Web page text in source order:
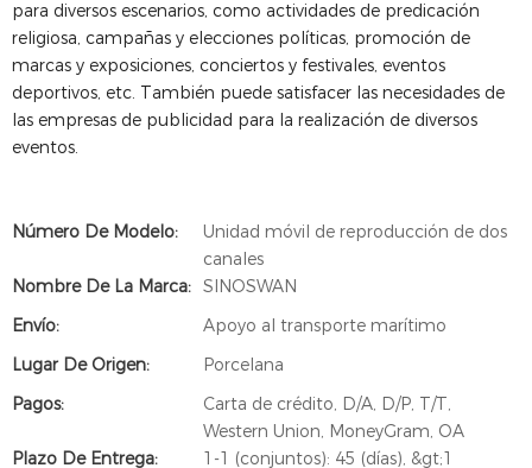
para diversos escenarios, como actividades de predicación
religiosa, campañas y elecciones políticas, promoción de
marcas y exposiciones, conciertos y festivales, eventos
deportivos, etc. También puede satisfacer las necesidades de
las empresas de publicidad para la realización de diversos
eventos.
Número De Modelo:
Unidad móvil de reproducción de dos
canales
Nombre De La Marca: SINOSWAN
Envío:
Apoyo al transporte marítimo
Lugar De Origen:
Porcelana
Pagos:
Carta de crédito, D/A, D/P, T/T,
Western Union, MoneyGram, OA
Plazo De Entrega:
1-1 (conjuntos): 45 (días), &gt;1